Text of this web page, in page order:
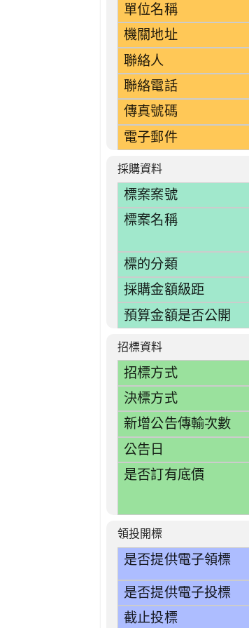
單位名稱
機關地址
聯絡人
聯絡電話
傳真號碼
電子郵件
採購資料
標案案號
標案名稱
標的分類
採購金額級距
預算金額是否公開
招標資料
招標方式
決標方式
新增公告傳輸次數
公告日
是否訂有底價
領投開標
是否提供電子領標
是否提供電子投標
截止投標